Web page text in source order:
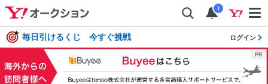
i
毎日引けるくじ 今すぐ挑戦 ログイン